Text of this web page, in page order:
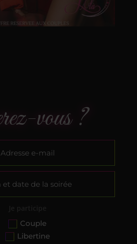
vous ?
Couple
Libertine